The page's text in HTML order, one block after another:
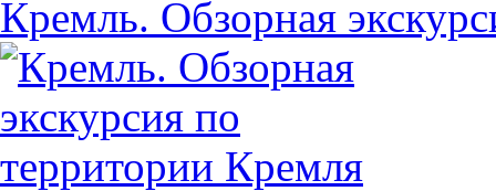
Кремль. Обзорная